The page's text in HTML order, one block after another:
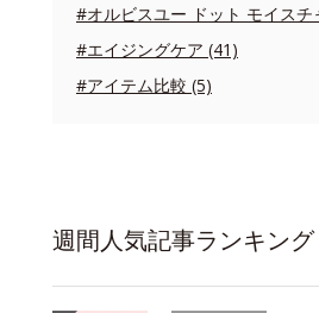
#オルビスユー ドット モイスチ
#エイジングケア (41)
#アイテム比較 (5)
週間人気記事ランキング